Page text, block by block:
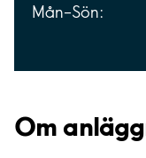
Mån–Sön:
Om